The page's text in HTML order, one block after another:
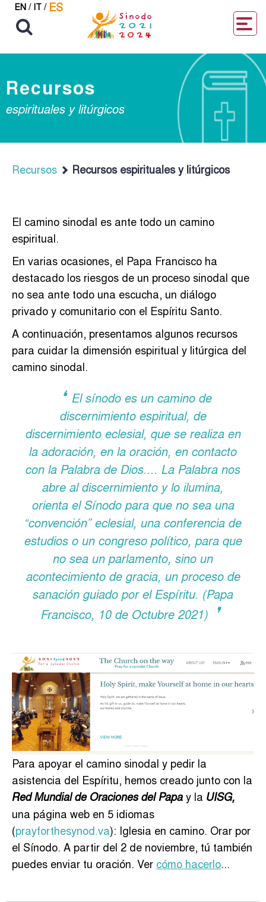
EN / IT / ES
Recursos
espirituales y litúrgicos
Recursos Recursos espirituales y litúrgicos
El camino sinodal es ante todo un camino
espiritual.
En varias ocasiones, el Papa Francisco ha
destacado los riesgos de un proceso sinodal que
no sea ante todo una escucha, un diálogo
privado y comunitario con el Espíritu Santo.
A continuación, presentamos algunos recursos
para cuidar la dimensión espiritual y litúrgica del
camino sinodal.
El sínodo es un camino de
discernimiento espiritual, de
discernimiento eclesial, que se realiza en
la adoración, en la oración, en contacto
con la Palabra de Dios.... La Palabra nos
abre al discernimiento y lo ilumina,
orienta el Sínodo para que no sea una
“convención” eclesial, una conferencia de
estudios o un congreso político, para que
no sea un parlamento, sino un
acontecimiento de gracia, un proceso de
sanación guiado por el Espíritu. (Papa
Francisco, 10 de Octubre 2021)
Para apoyar el camino sinodal y pedir la
asistencia del Espíritu, hemos creado junto con la
Red Mundial de Oraciones del Papa y la UISG,
una página web en 5 idiomas
(prayforthesynod.va): Iglesia en camino. Orar por
el Sínodo. A partir del 2 de noviembre, tú también
puedes enviar tu oración. Ver cómo hacerlo...